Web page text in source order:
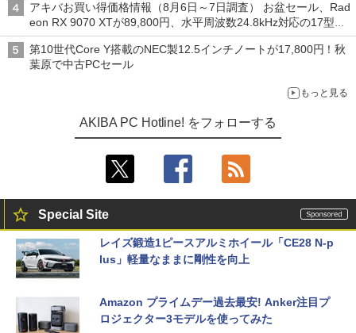
アキバお買い得価格情報（8月6日～7日調査） お盆セール、Rad
eon RX 9070 XTが89,800円、水平周波数24.8kHz対応の17型モ
ニターが9,801円、暑さ指数連動セール ほか
第10世代Core Y搭載のNEC製12.5インチノートが17,800円！秋
葉原で中古PCセール
もっと見る
AKIBA PC Hotline! をフォローする
Special Site
レイズ鍛造1ピースアルミホイール「CE28 N-p
lus」軽量なままに剛性を向上
Amazon プライムデー過去最安! Anker注目プ
ロジェクター3モデルを使ってみた